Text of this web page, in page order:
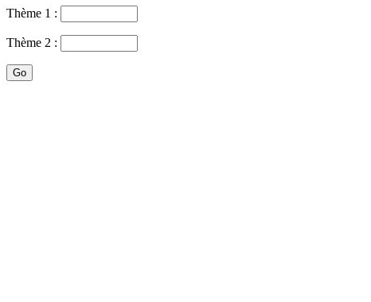
Thème 1 :
Thème 2 :